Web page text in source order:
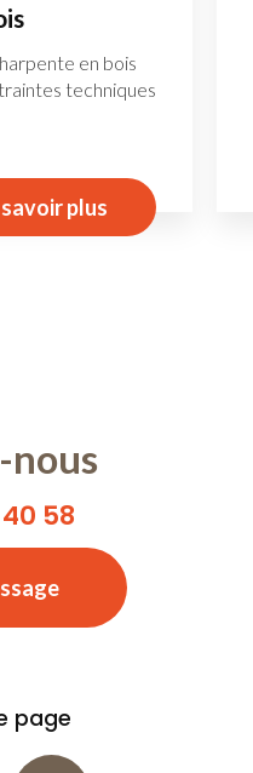
en bois
techniques
savoir plus
nous
58
page